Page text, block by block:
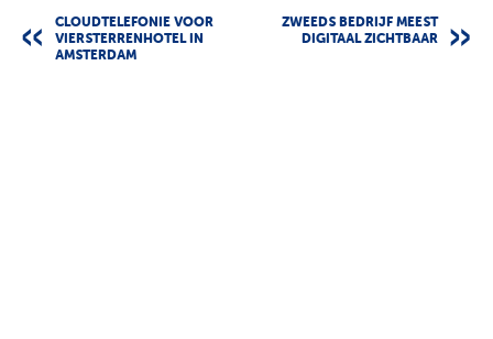
CLOUDTELEFONIE VOOR
VIERSTERRENHOTEL IN
AMSTERDAM
ZWEEDS BEDRIJF MEEST
DIGITAAL ZICHTBAAR